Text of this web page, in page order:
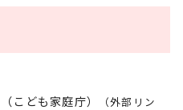
こども家庭庁）
（外部リン